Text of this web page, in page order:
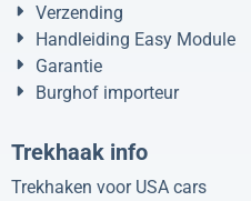
Verzending
Handleiding Easy Module
Garantie
Burghof importeur
Trekhaak info
Trekhaken voor USA cars